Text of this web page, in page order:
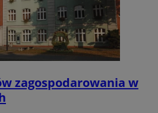
zagospodarowania w